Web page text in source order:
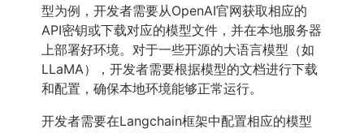
型为例，开发者需要从OpenAI官网获取相应的
API密钥或下载对应的模型文件，并在本地服务器
上部署好环境。对于一些开源的大语言模型（如
LLaMA），开发者需要根据模型的文档进行下载
和配置，确保本地环境能够正常运行。
开发者需要在Langchain框架中配置相应的模型